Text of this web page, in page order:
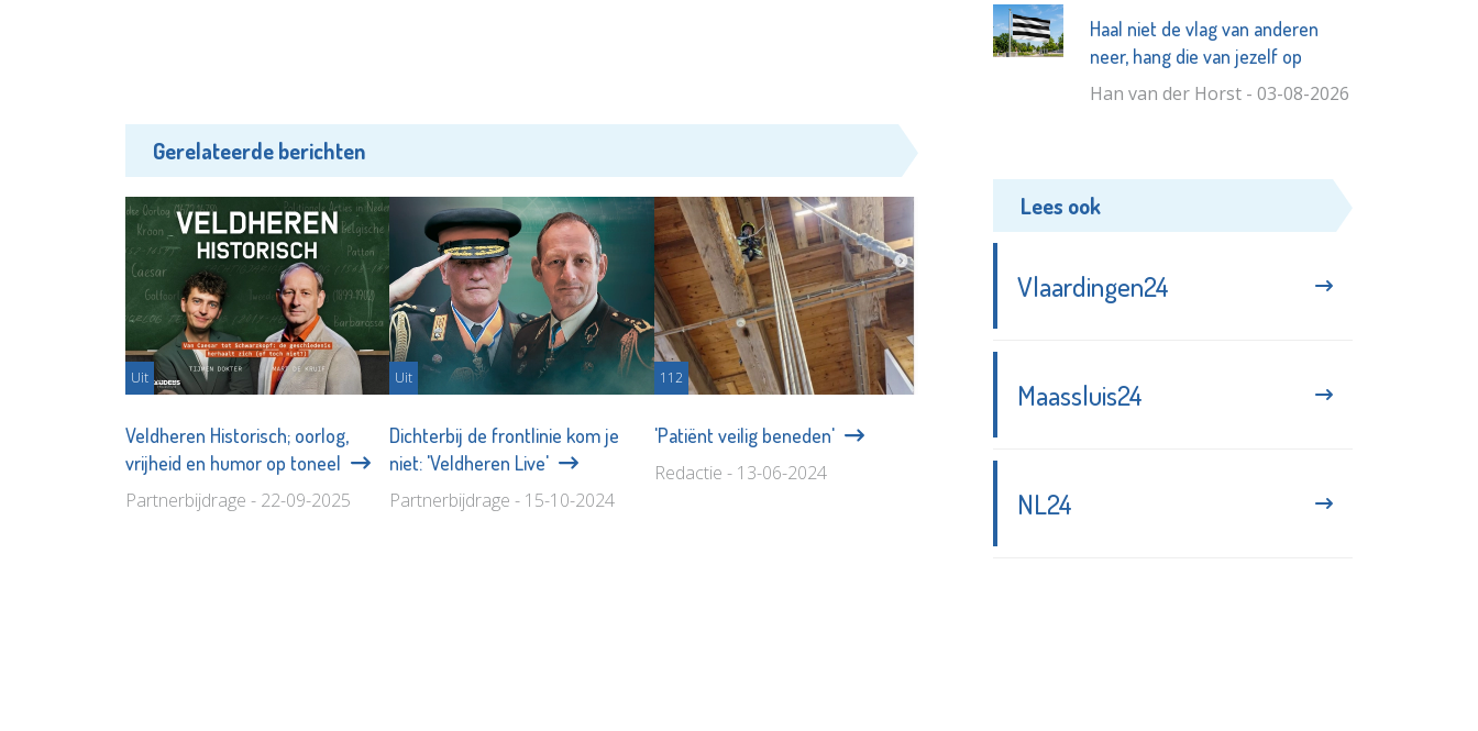
Gerelateerde berichten
Uit
Veldheren Historisch; oorlog,
vrijheid en humor op toneel
Partnerbijdrage - 22-09-2025
Uit
Dichterbij de frontlinie kom je
niet: 'Veldheren Live'
Partnerbijdrage - 15-10-2024
112
'Patiënt veilig beneden'
Redactie - 13-06-2024
Haal niet de vlag van anderen
neer, hang die van jezelf op
Han van der Horst - 03-08-2026
Lees ook
Vlaardingen24
Maassluis24
NL24